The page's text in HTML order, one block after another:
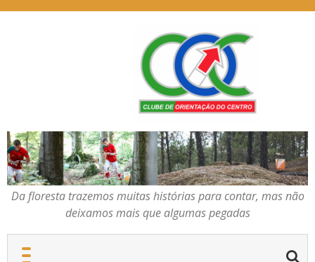
COC – CLUBE DE
ORIENTAÇÃO DO
CENTRO
Da floresta trazemos
muitas histórias para
contar, mas não deixamos
mais que algumas
pegadas
Da floresta trazemos muitas histórias para contar, mas não
deixamos mais que algumas pegadas